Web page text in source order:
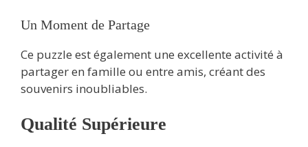
Un Moment de Partage
Ce puzzle est également une excellente activité à
partager en famille ou entre amis, créant des
souvenirs inoubliables.
Qualité Supérieure